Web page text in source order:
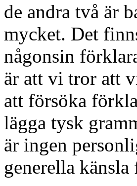
de andra två är
mycket. Det
någonsin
är att vi tror att
att försöka
lägga tysk
är ingen
generella känsla